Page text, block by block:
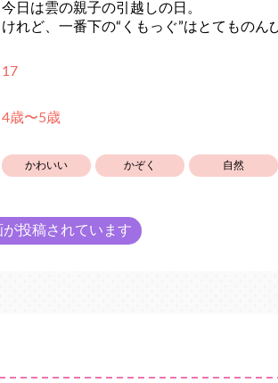
今日は雲の親子の引越しの日。
けれど、一番下の“くもっぐ”はとてものん
17
4歳〜5歳
かわいい かぞく 自然
投稿されています